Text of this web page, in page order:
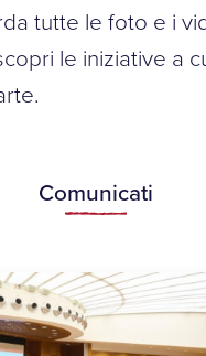
tutte le foto e i
le iniziative a
Comunicati